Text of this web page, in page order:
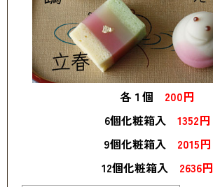
各１個 200円
6個化粧箱入 1352円
9個化粧箱入 2015円
12個化粧箱入 2636円